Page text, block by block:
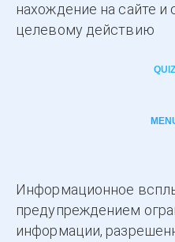
нахождение на сайте и
целевому действию
QUIZ
Информационное
предупреждением
информации,